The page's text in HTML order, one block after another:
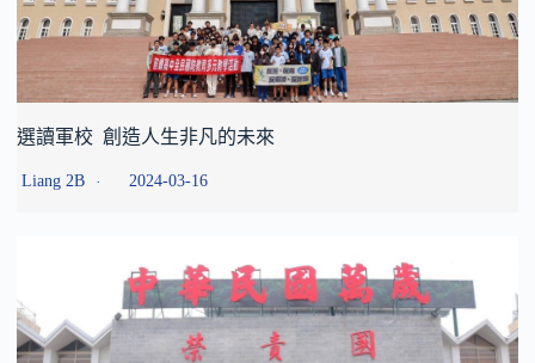
選讀軍校 創造人生非凡的未來
Liang 2B 2024-03-16